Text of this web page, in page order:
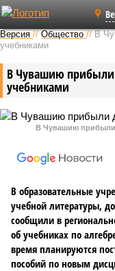
Версия //Общество //В
учебниками
В Чувашию
учебниками
В Чувашию прибыли
В образовательные
учебной литературы,
сообщили в
об учебниках по
время планируются
пособий по новым